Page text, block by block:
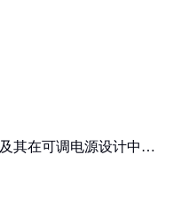
其在可调电源设计中的